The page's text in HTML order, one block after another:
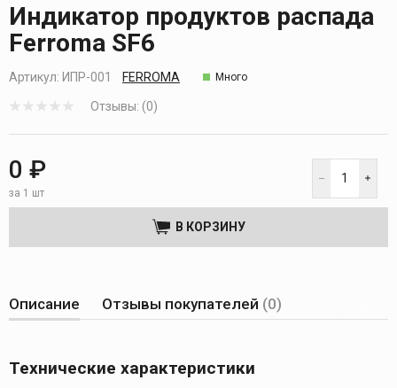
Индикатор продуктов распада
Ferroma SF6
Артикул: ИПР-001 FERROMA Много
Отзывы: (0)
0 ₽
за 1 шт
В КОРЗИНУ
Описание Отзывы покупателей (0)
Технические характеристики